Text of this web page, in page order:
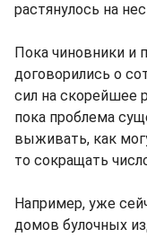
растянулось на
Пока чиновники и
договорились о
сил на скорейшее
пока проблема
выживать, как
то сокращать
Например, уже
домов булочных